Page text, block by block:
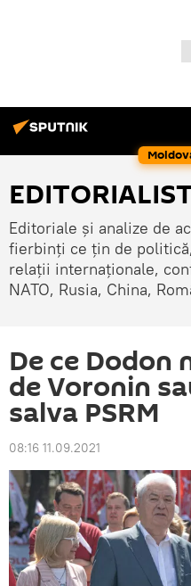
Editoriale și analize de
fierbinți ce țin de
relații internaționale,
NATO, Rusia, China,
De ce Dodon
de Voronin
salva PSRM
08:16 11.09.2021